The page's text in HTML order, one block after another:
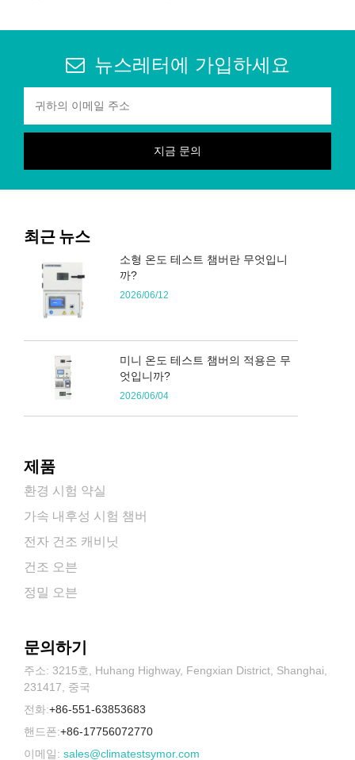
뉴스레터에 가입하세요
최근 뉴스
소형 온도 테스트 챔버란 무엇입니
까?
2026/06/12
미니 온도 테스트 챔버의 적용은 무
엇입니까?
2026/06/04
제품
환경 시험 약실
가속 내후성 시험 챔버
전자 건조 캐비닛
건조 오븐
정밀 오븐
문의하기
주소: 3215호, Huhang Highway, Fengxian District, Shanghai,
231417, 중국
전화:+86-551-63853683
핸드폰:+86-17756072770
이메일: sales@climatestsymor.com